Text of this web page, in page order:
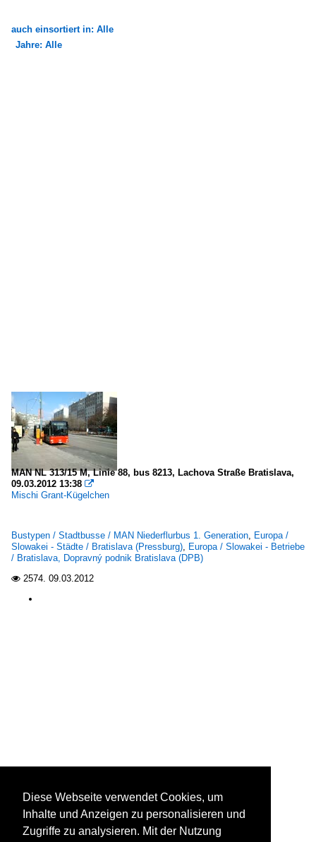
auch einsortiert in: Alle
Jahre: Alle
MAN NL 313/15 M, Linie 88, bus 8213, Lachova Straße Bratislava,
09.03.2012 13:38 
Mischi Grant-Kügelchen
Bustypen / Stadtbusse / MAN Niederflurbus 1. Generation, Europa /
Slowakei - Städte / Bratislava (Pressburg), Europa / Slowakei - Betriebe
/ Bratislava, Dopravný podnik Bratislava (DPB)
 2574. 09.03.2012
Diese Webseite verwendet Cookies, um
Inhalte und Anzeigen zu personalisieren und
Zugriffe zu analysieren. Mit der Nutzung